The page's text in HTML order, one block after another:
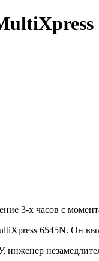
3-х часов с
6545N. Он